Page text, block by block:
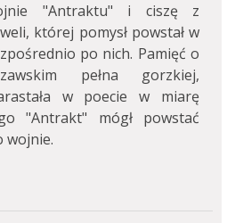
"Antraktu" i ciszę z
której pomysł powstał w
po nich. Pamięć o
pełna gorzkiej,
w poecie w miarę
"Antrakt" mógł powstać
wojnie.